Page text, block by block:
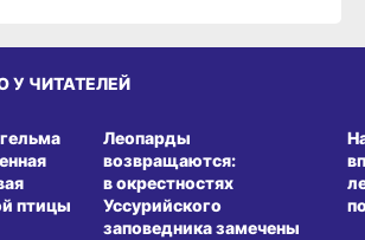
У ЧИТАТЕЛЕЙ
птицы
Леопарды
возвращаются:
в окрестностях
Уссурийского
заповедника замечены